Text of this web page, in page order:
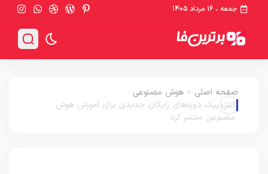
جمعه ، ۱۶ مرداد ۱۴۰۵
صفحه اصلی > هوش مصنوعی :
آنتروپیک دوره‌های رایگان جدیدی برای آموزش هوش
مصنوعی منتشر کرد